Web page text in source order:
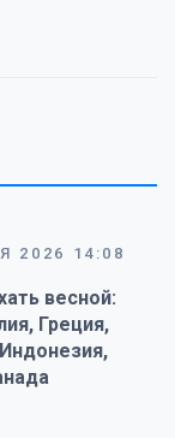
2026 14:08
весной:
Греция,